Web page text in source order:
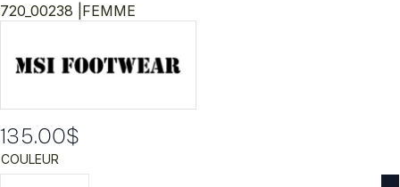
720_00238 | FEMME
135.00$
COULEUR